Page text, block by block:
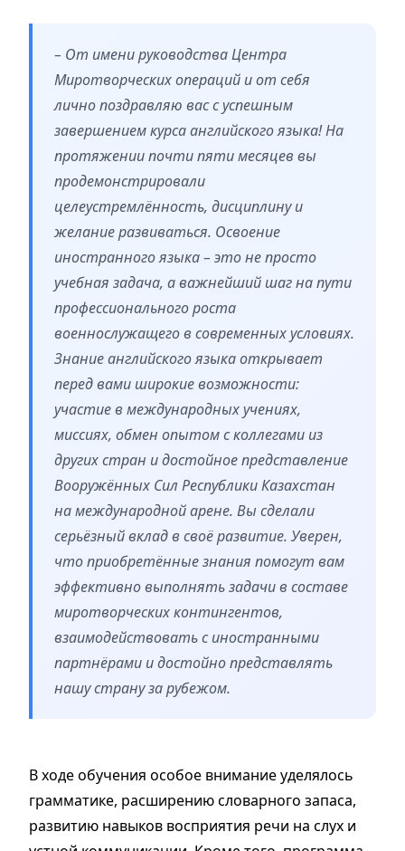
– От имени руководства Центра
Миротворческих операций и от себя
лично поздравляю вас с успешным
завершением курса английского языка! На
протяжении почти пяти месяцев вы
продемонстрировали
целеустремлённость, дисциплину и
желание развиваться. Освоение
иностранного языка – это не просто
учебная задача, а важнейший шаг на пути
профессионального роста
военнослужащего в современных условиях.
Знание английского языка открывает
перед вами широкие возможности:
участие в международных учениях,
миссиях, обмен опытом с коллегами из
других стран и достойное представление
Вооружённых Сил Республики Казахстан
на международной арене. Вы сделали
серьёзный вклад в своё развитие. Уверен,
что приобретённые знания помогут вам
эффективно выполнять задачи в составе
миротворческих контингентов,
взаимодействовать с иностранными
партнёрами и достойно представлять
нашу страну за рубежом.
В ходе обучения особое внимание уделялось
грамматике, расширению словарного запаса,
развитию навыков восприятия речи на слух и